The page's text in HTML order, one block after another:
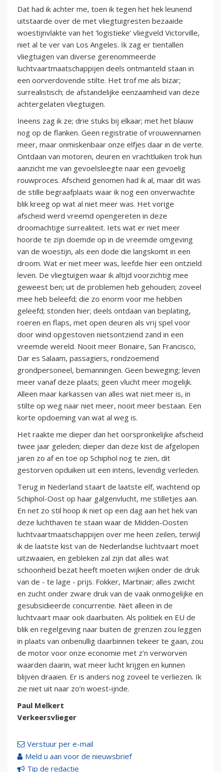
Dat had ik achter me, toen ik tegen het hek leunend
uitstaarde over de met vliegtuigresten bezaaide
woestijnvlakte van het ‘logistieke’ vliegveld Victorville,
niet al te ver van Los Angeles. Ik zag er tientallen
vliegtuigen van diverse gerenommeerde
luchtvaartmaatschappijen deels ontmanteld staan in
een oorverdovende stilte. Het trof me als bizar;
surrealistisch; de afstandelijke eenzaamheid van deze
achtergelaten vliegtuigen.
Ineens zag ik ze; drie stuks bij elkaar; met het blauw
nog op de flanken. Geen registratie of vrouwennamen
meer, maar onmiskenbaar onze elfjes daar in de verte.
Ontdaan van motoren, deuren en vrachtluiken trok hun
aanzicht me van gevoelsleegte naar een gevoelig
rouwproces. Afscheid genomen had ik al, maar dit was
de stille begraafplaats waar ik nog een onverwachte
blik kreeg op wat al niet meer was. Het vorige
afscheid werd vreemd opengereten in deze
droomachtige surrealiteit. Iets wat er niet meer
hoorde te zijn doemde op in de vreemde omgeving
van de woestijn, als een dode die langskomt in een
droom. Wat er niet meer was, leefde hier een ontzield
leven. De vliegtuigen waar ik altijd voorzichtig mee
geweest ben; uit de problemen heb gehouden; zoveel
mee heb beleefd; die zo enorm voor me hebben
geleefd; stonden hier; deels ontdaan van beplating,
roeren en flaps, met open deuren als vrij spel voor
door wind opgestoven nietsontziend zand in een
vreemde wereld. Nooit meer Bonaire, San Francisco,
Dar es Salaam, passagiers, rondzoemend
grondpersoneel, bemanningen. Geen beweging; leven
meer vanaf deze plaats; geen vlucht meer mogelijk.
Alleen maar karkassen van alles wat niet meer is, in
stilte op weg naar niet meer, nooit meer bestaan. Een
korte opdoeming van wat al weg is.
Het raakte me dieper dan het oorspronkelijke afscheid
twee jaar geleden; dieper dan deze kist de afgelopen
jaren zo af en toe op Schiphol nog te zien, dit
gestorven opduiken uit een intens, levendig verleden.
Terug in Nederland staart de laatste elf, wachtend op
Schiphol-Oost op haar galgenvlucht, me stilletjes aan.
En net zo stil hoop ik niet op een dag aan het hek van
deze luchthaven te staan waar de Midden-Oosten
luchtvaartmaatschappijen over me heen zeilen, terwijl
ik de laatste kist van de Nederlandse luchtvaart moet
uitzwaaien, en gebleken zal zijn dat alles wat
schoonheid bezat heeft moeten wijken onder de druk
van de - te lage - prijs. Fokker, Martinair; alles zwicht
en zucht onder zware druk van de vaak onmogelijke en
gesubsidieerde concurrentie. Niet alleen in de
luchtvaart maar ook daarbuiten. Als politiek en EU de
blik en regelgeving naar buiten de grenzen zou leggen
in plaats van onbenullig daarbinnen tekeer te gaan, zou
de motor voor onze economie met z’n verworven
waarden daarin, wat meer lucht krijgen en kunnen
blijven draaien. Er is anders nog zoveel te verliezen. Ik
zie niet uit naar zo’n woest-ijnde.
Paul Melkert
Verkeersvlieger
Verstuur per e-mail
Meld u aan voor de nieuwsbrief
Tip de redactie